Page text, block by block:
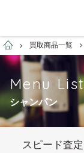
お酒買取専門店ネオプ
買取商品一覧
Menu
シャンパン
スピード査